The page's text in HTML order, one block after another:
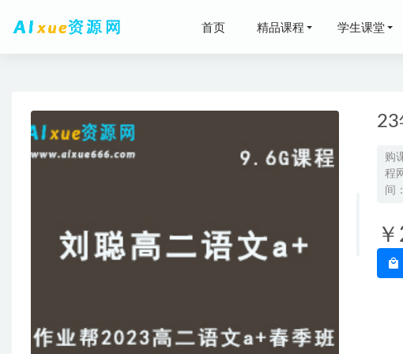
首页 精品课程 学生课堂
23
购
程
间
2026年周欣高一
2025夏梦迪高三
网课推荐-猿辅导
2024高三政治一